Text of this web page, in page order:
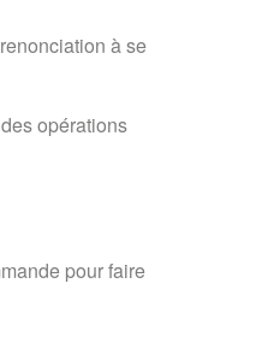
à se
opérations
pour faire